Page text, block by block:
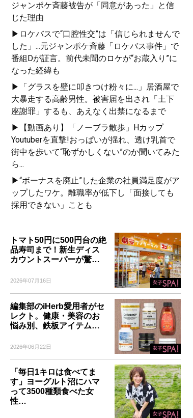
ジャンポケ斉藤被告が「同意があった」と信
じた理由
▶ロケバスで“口腔性交”は「信じられませんで
した」...元ジャンポケ斉藤「ロケバス事件」で
番組Dが証言。前代未聞のロケが“お蔵入り”に
なった経緯も
▶「グラスを壁に叩きつけ粉々に...」居酒屋で
大暴走する高齢男性。被害届を出され「土下
座謝罪」するも、あえなく出禁になるまで
▶【動画あり】「ノーブラ散歩」Hカップ
Youtuberを直撃!おっぱいが揺れ、透け乳首で
街中を歩いて“恥ずかしくない”のか聞いてみた
ら...
▶“ボーナスを廃止”した企業の社員満足度がア
ップしたワケ。離職率が低下し「面接しても
採用できない」ことも
トマト50円に500円台の絶
品寿司まで！新生ディス
カウントスーパーが驚…
2026年07月16日
編集部のiHerb愛用者がセ
レクト。健康・美容のお
悩み別、鉄板アイテム…
2026年06月22日
「毎日1キロは食べてま
す」ヨーグルト沼にハマ
って3500種類食べた女
性…